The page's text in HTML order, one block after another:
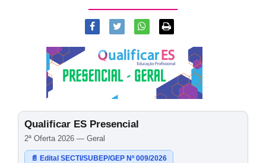
Qualificar ES Presencial
2ª Oferta 2026 — Geral
📄 Edital SECTI/SUBEP/GEP Nº 009/2026